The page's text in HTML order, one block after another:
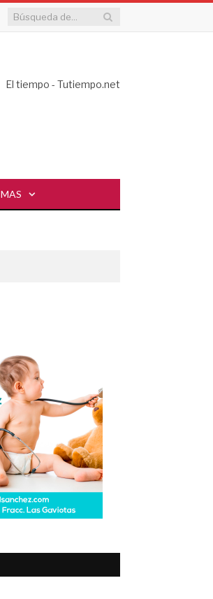
El tiempo - Tutiempo.net
MAS